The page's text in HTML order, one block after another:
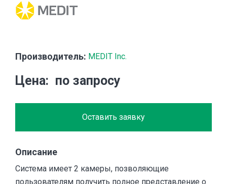
Производитель: MEDIT Inc.
Цена по запросу
Оставить заявку
Описание
Система имеет 2 камеры, позволяющие
пользователям получить полное представление о